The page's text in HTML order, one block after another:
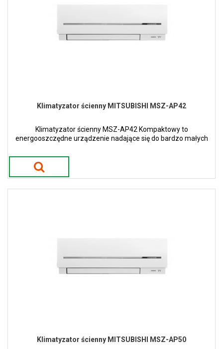
Klimatyzator ścienny MITSUBISHI MSZ-AP42
Klimatyzator ścienny MSZ-AP42 Kompaktowy to
energooszczędne urządzenie nadające się do bardzo małych
Klimatyzator ścienny MITSUBISHI MSZ-AP50